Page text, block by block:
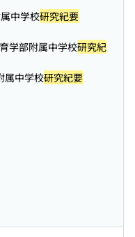
中学校研究紀要
学部附属中学校研究紀
属中学校研究紀要